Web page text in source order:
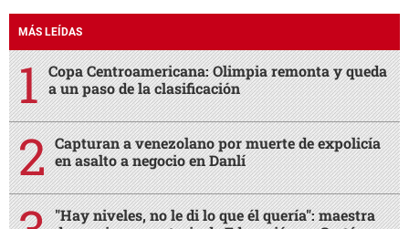
MÁS LEÍDAS
Copa Centroamericana: Olimpia remonta y queda
a un paso de la clasificación
Capturan a venezolano por muerte de expolicía
en asalto a negocio en Danlí
"Hay niveles, no le di lo que él quería": maestra